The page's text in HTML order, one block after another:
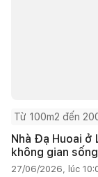
Từ 100m2 đến
Nhà Đạ Huoai
không gian
27/06/2026, lúc